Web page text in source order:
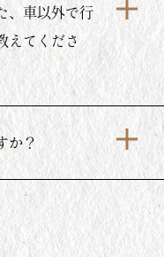
、車以外で行
えてくださ
か？